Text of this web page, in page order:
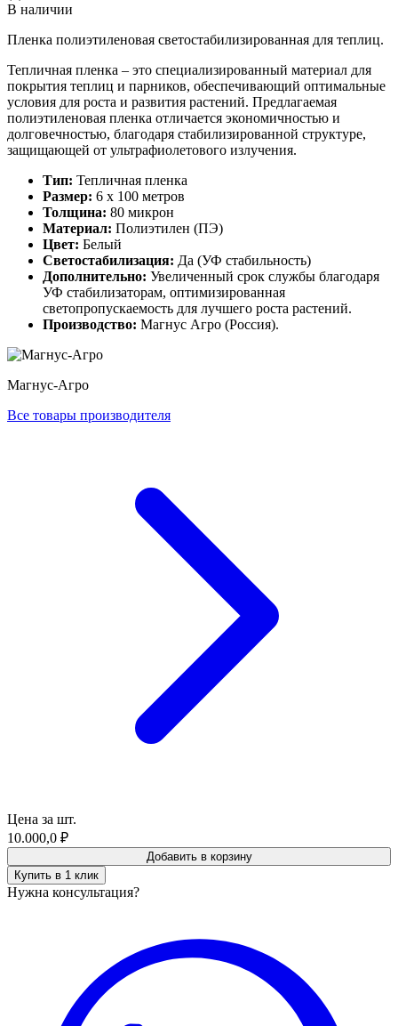
В наличии
Пленка полиэтиленовая светостабилизированная для теплиц.
Тепличная пленка – это специализированный материал для
покрытия теплиц и парников, обеспечивающий оптимальные
условия для роста и развития растений. Предлагаемая
полиэтиленовая пленка отличается экономичностью и
долговечностью, благодаря стабилизированной структуре,
защищающей от ультрафиолетового излучения.
Тип: Тепличная пленка
Размер: 6 х 100 метров
Толщина: 80 микрон
Материал: Полиэтилен (ПЭ)
Цвет: Белый
Светостабилизация: Да (УФ стабильность)
Дополнительно: Увеличенный срок службы благодаря
УФ стабилизаторам, оптимизированная
светопропускаемость для лучшего роста растений.
Производство: Магнус Агро (Россия).
Магнус-Агро
Все товары производителя
Цена за шт.
10.000,0 ₽
Добавить в корзину
Купить в 1 клик
Нужна консультация?